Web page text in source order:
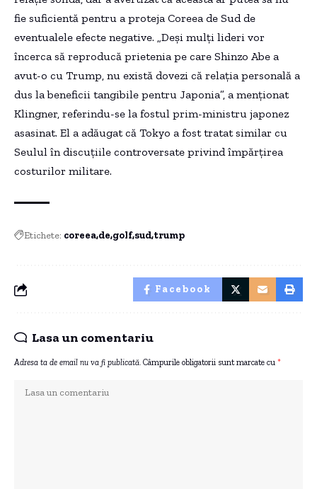
fie suficientă pentru a proteja Coreea de Sud de
eventualele efecte negative. „Deși mulți lideri vor
încerca să reproducă prietenia pe care Shinzo Abe a
avut-o cu Trump, nu există dovezi că relația personală a
dus la beneficii tangibile pentru Japonia”, a menționat
Klingner, referindu-se la fostul prim-ministru japonez
asasinat. El a adăugat că Tokyo a fost tratat similar cu
Seulul în discuțiile controversate privind împărțirea
costurilor militare.
Etichete: coreea de golf sud trump
Facebook
Lasa un comentariu
Adresa ta de email nu va fi publicată. Câmpurile obligatorii sunt marcate cu *